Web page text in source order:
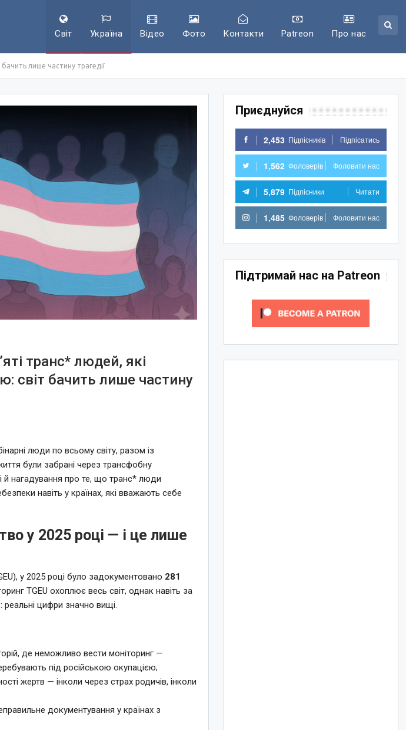
Світ Україна Відео Фото Контакти Patreon Про нас
лише частину трагедії
транс* людей, які
світ бачить лише частину
люди по всьому світу, разом із
були забрані через трансфобну
й нагадування про те, що транс* люди
навіть у країнах, які вважають себе
у 2025 році — і це лише
у 2025 році було задокументовано 281
TGEU охоплює весь світ, однак навіть за
реальні цифри значно вищі.
де неможливо вести моніторинг —
під російською окупацією;
жертв — інколи через страх родичів, інколи
документування у країнах з
Приєднуйся
2,453 Підпісників Підпісатись
1,562 Фоловерів Фоловити нас
5,879 Підпісники Читати
1,485 Фоловерів Фоловити нас
Підтримай нас на Patreon